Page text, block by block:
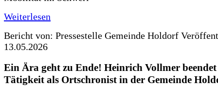
Weiterlesen
Bericht von: Pressestelle Gemeinde Holdorf
13.05.2026
Ein Ära geht zu Ende! Heinrich Vollmer beendet
Tätigkeit als Ortschronist in der Gemeinde